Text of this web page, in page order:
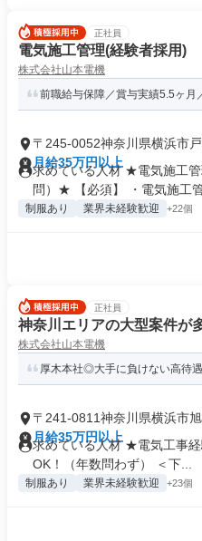
正社員
電気施工管理(経験者採用)
株式会社山本電機
前職給与保障／賞与実績5.5ヶ
〒245-0052神奈川県横浜市
月給35万円以上
求めている人材 ★電気施工
問）★ 【必須】 ・電気施工管
制服あり 業界未経験歓迎 +22個
正社員
神奈川エリアの大型案件が
株式会社山本電機
厚木本社◎大手に負けない高待
〒241-0811神奈川県横浜市
月給35万円以上
求めている人材 ★電気工事
OK！（年数問わず） ＜下...
制服あり 業界未経験歓迎 +23個